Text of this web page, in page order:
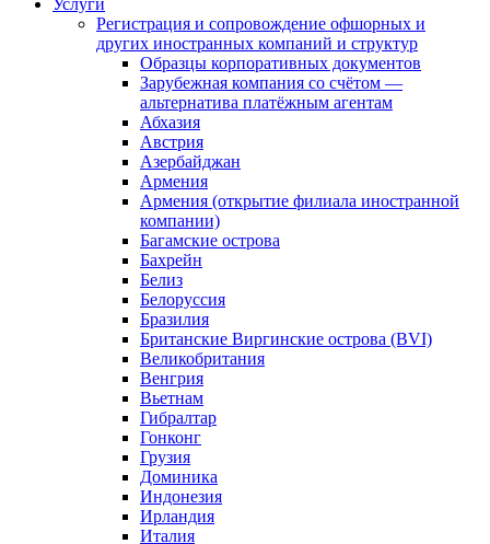
Услуги
Регистрация и сопровождение офшорных и
других иностранных компаний и структур
Образцы корпоративных документов
Зарубежная компания со счётом —
альтернатива платёжным агентам
Абхазия
Австрия
Азербайджан
Армения
Армения (открытие филиала иностранной
компании)
Багамские острова
Бахрейн
Белиз
Белоруссия
Бразилия
Британские Виргинские острова (BVI)
Великобритания
Венгрия
Вьетнам
Гибралтар
Гонконг
Грузия
Доминика
Индонезия
Ирландия
Италия